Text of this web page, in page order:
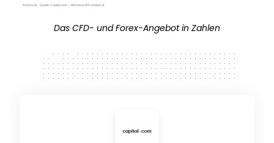
Das CFD- und Forex-Angebot in Zahlen
320 x 50